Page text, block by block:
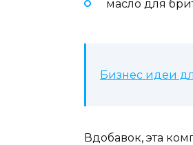
масло для
Бизнес идеи
Вдобавок, эта